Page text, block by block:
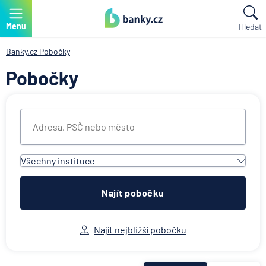
Menu Hledat
Banky.cz Pobočky
Pobočky
Všechny instituce
Všechny instituce
ACE European Group Ltd
Allianz penzijní společnost
Allianz pojišťovna
Najít pobočku
Najít nejbližší pobočku